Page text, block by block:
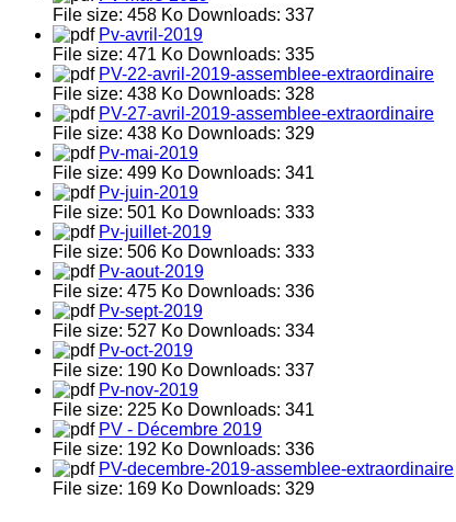
File size: 458 Ko Downloads: 337
Pv-avril-2019
File size: 471 Ko Downloads: 335
PV-22-avril-2019-assemblee-extraordinaire
File size: 438 Ko Downloads: 328
PV-27-avril-2019-assemblee-extraordinaire
File size: 438 Ko Downloads: 329
Pv-mai-2019
File size: 499 Ko Downloads: 341
Pv-juin-2019
File size: 501 Ko Downloads: 333
Pv-juillet-2019
File size: 506 Ko Downloads: 333
Pv-aout-2019
File size: 475 Ko Downloads: 336
Pv-sept-2019
File size: 527 Ko Downloads: 334
Pv-oct-2019
File size: 190 Ko Downloads: 337
Pv-nov-2019
File size: 225 Ko Downloads: 341
PV - Décembre 2019
File size: 192 Ko Downloads: 336
PV-decembre-2019-assemblee-extraordinaire
File size: 169 Ko Downloads: 329